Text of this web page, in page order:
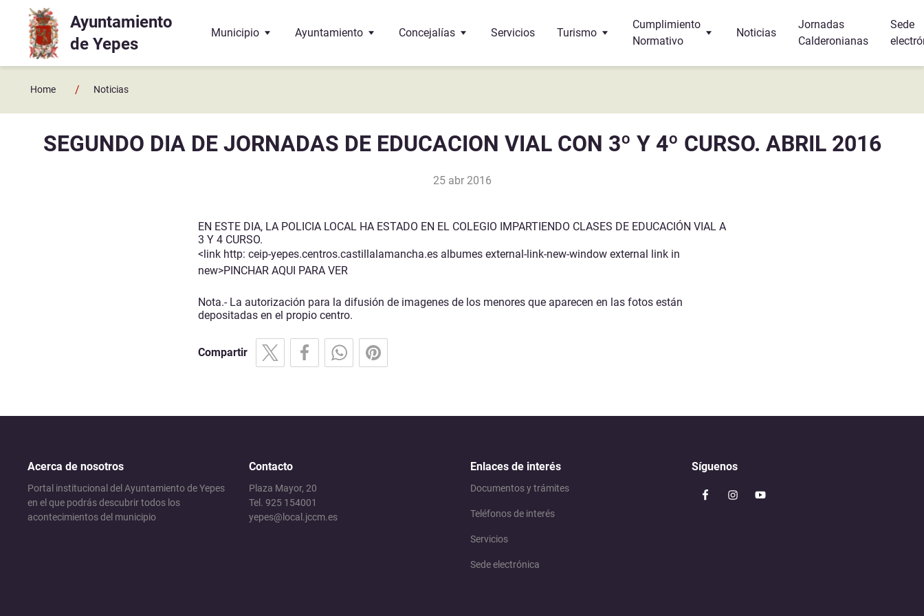
Ir a contenido principal
Ayuntamiento
de Yepes
Municipio
Historia
Geografía
Hermanamiento con Sante-Eulalie
Ayuntamiento
La corporación
El pleno
Documentos y trámites
Concejalías
Cultura
Bienestar social
Deportes
Economía y Hacienda
Servicios Turismo
¿Dónde comer y dormir?
Monumentos
Cumplimiento
Normativo
Canal Interno de Información
Noticias
Jornadas
Calderonianas
Sede
Home / Noticias
SEGUNDO DIA DE JORNADAS DE EDUCACION VIAL CON 3º Y 4º CURSO. ABRIL 2016
25 abr 2016
EN ESTE DIA, LA POLICIA LOCAL HA ESTADO EN EL COLEGIO IMPARTIENDO CLASES DE EDUCACIÓN VIAL A
3 Y 4 CURSO.
<link http: ceip-yepes.centros.castillalamancha.es albumes external-link-new-window external link in
new>PINCHAR AQUI PARA VER
Nota.- La autorización para la difusión de imagenes de los menores que aparecen en las fotos están
depositadas en el propio centro.
Compartir
Acerca de nosotros
Portal institucional del Ayuntamiento de Yepes
en el que podrás descubrir todos los
acontecimientos del municipio
Contacto
Plaza Mayor, 20
Tel. 925 154001
yepes@local.jccm.es
Enlaces de interés
Documentos y trámites
Teléfonos de interés
Servicios
Sede electrónica
Síguenos